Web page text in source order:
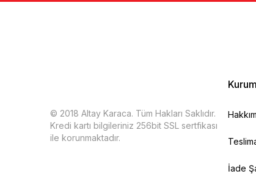
© 2018 Altay Karaca. Tüm Hakları Saklıdır.
Kredi kartı bilgileriniz 256bit SSL sertfikası
ile korunmaktadır.
İade